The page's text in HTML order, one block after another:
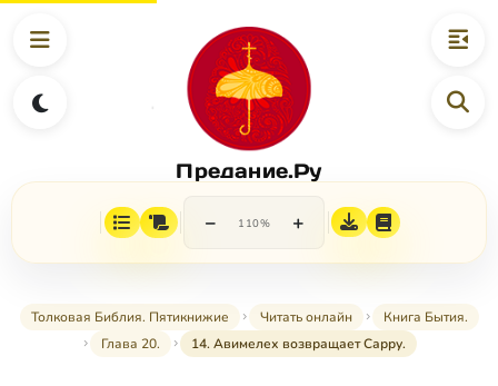
Предание.Ру
− 110% +
Толковая Библия. Пятикнижие Читать онлайн
Книга Бытия.
Глава 20.
14. Авимелех возвращает Сарру.